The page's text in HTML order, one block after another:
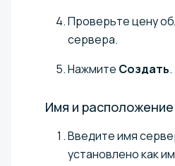
Проверьте цену
сервера.
Нажмите Создать.
Имя и расположение
Введите имя
установлено как